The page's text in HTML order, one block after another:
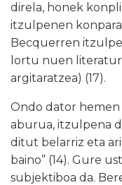
direla, honek
itzulpenen
Becquerren
lortu nuen
argitaratzea) (17).
Ondo dator hemen
aburua, itzulpena
ditut belarriz eta
baino” (14). Gure
subjektiboa da.